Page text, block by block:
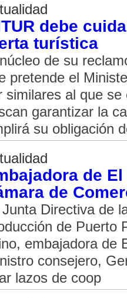
debe
turística
de su
pretende el
similares al que
garantizar la
su obligación
de
de
Junta Directiva de
de Puerto
embajadora de
consejero,
lazos de coop